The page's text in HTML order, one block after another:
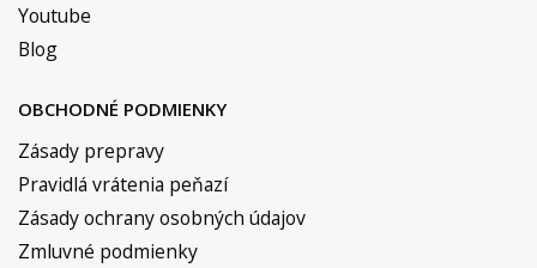
Youtube
Blog
OBCHODNÉ PODMIENKY
Zásady prepravy
Pravidlá vrátenia peňazí
Zásady ochrany osobných údajov
Zmluvné podmienky